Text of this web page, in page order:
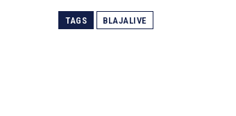
TAGS BLAJALIVE